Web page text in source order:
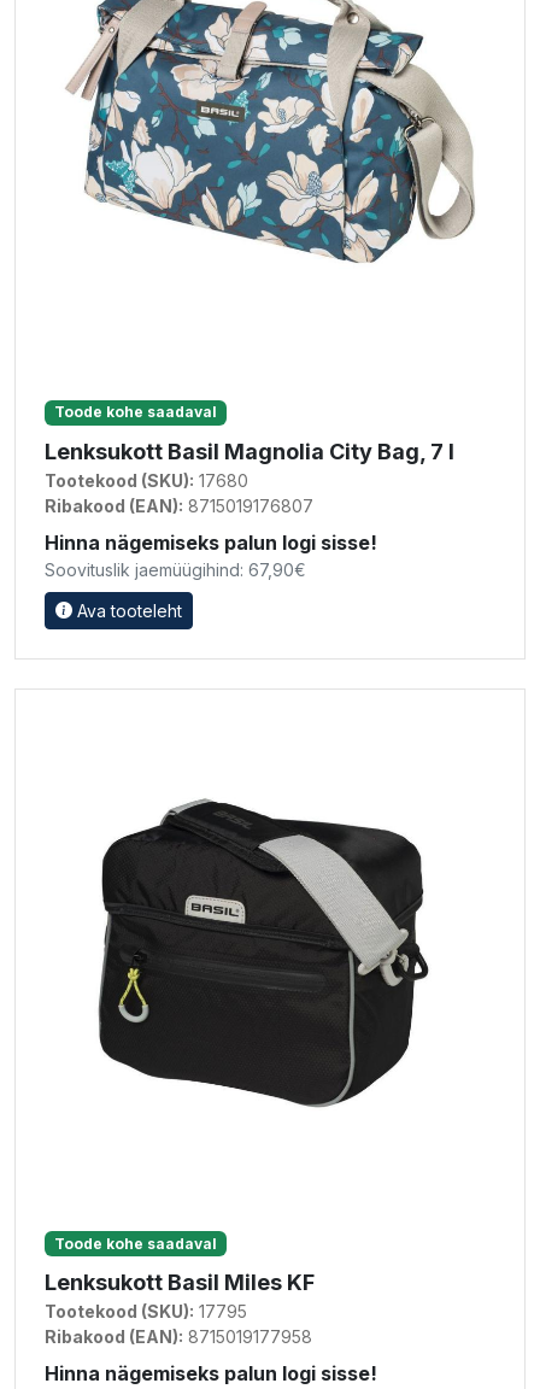
Toode kohe saadaval
Lenksukott Basil Magnolia City Bag, 7 l
Tootekood (SKU): 17680
Ribakood (EAN): 8715019176807
Hinna nägemiseks palun logi sisse!
Soovituslik jaemüügihind: 67,90€
Ava tooteleht
Toode kohe saadaval
Lenksukott Basil Miles KF
Tootekood (SKU): 17795
Ribakood (EAN): 8715019177958
Hinna nägemiseks palun logi sisse!